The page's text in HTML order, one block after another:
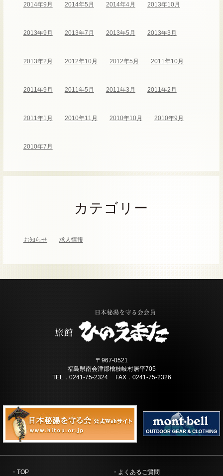
2014年9月 2014年5月 2014年4月 2013年10月
2013年9月 2013年7月 2013年5月 2013年3月
2013年2月 2012年10月 2012年5月 2011年10月
2011年9月 2011年5月 2011年3月 2011年2月
2011年1月 2010年11月 2010年10月 2010年9月
2010年7月
カテゴリー
お知らせ 求人情報
〒967-0521
福島県南会津郡檜枝岐村居平705
TEL．0241-75-2324 FAX．0241-75-2326
TOP よくあるご質問